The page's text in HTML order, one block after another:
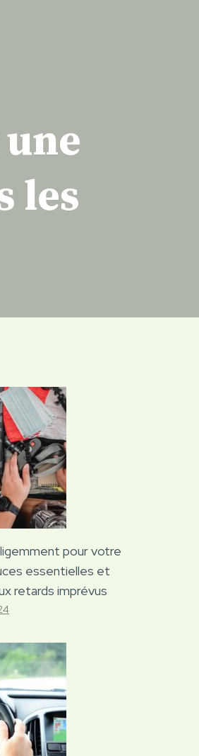
les
pour votre
essentielles et
retards imprévus